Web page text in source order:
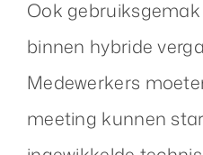
Ook
binnen hybride
Medewerkers
meeting kunnen